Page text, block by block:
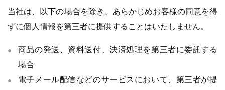
当社は、以下の場合を除き、あらかじめお客様の同意を得
ずに個人情報を第三者に提供することはいたしません。
商品の発送、資料送付、決済処理を第三者に委託する
場合
電子メール配信などのサービスにおいて、第三者が提